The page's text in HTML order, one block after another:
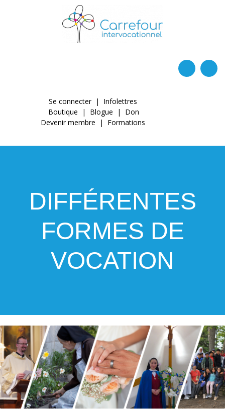
Se connecter| Infolettres
Boutique | Blogue | Don
Devenir membre | Formations
DIFFÉRENTES
FORMES DE
VOCATION